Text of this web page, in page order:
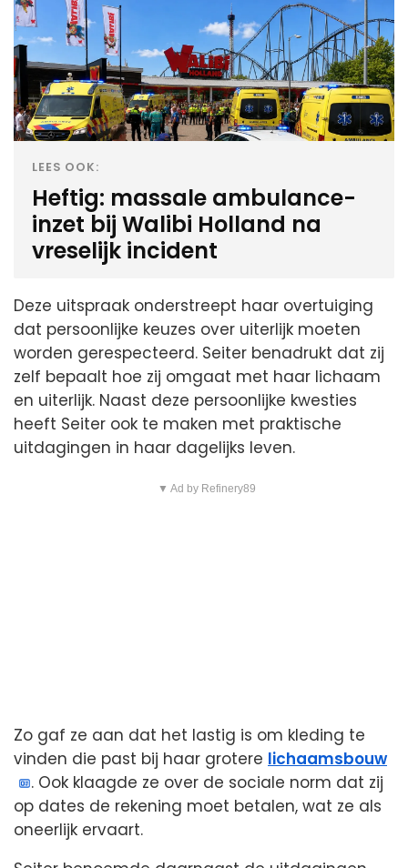
LEES OOK:
Heftig: massale ambulance-
inzet bij Walibi Holland na
vreselijk incident
Deze uitspraak onderstreept haar overtuiging
dat persoonlijke keuzes over uiterlijk moeten
worden gerespecteerd. Seiter benadrukt dat zij
zelf bepaalt hoe zij omgaat met haar lichaam
en uiterlijk. Naast deze persoonlijke kwesties
heeft Seiter ook te maken met praktische
uitdagingen in haar dagelijks leven.
▼ Ad by Refinery89
Zo gaf ze aan dat het lastig is om kleding te
vinden die past bij haar grotere lichaamsbouw
. Ook klaagde ze over de sociale norm dat zij
op dates de rekening moet betalen, wat ze als
oneerlijk ervaart.